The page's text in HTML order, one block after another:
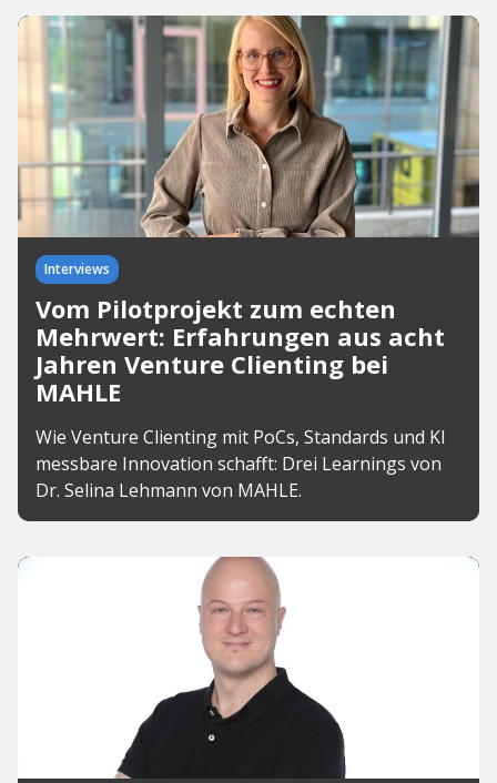
Interviews
Vom Pilotprojekt zum echten
Mehrwert: Erfahrungen aus acht
Jahren Venture Clienting bei
MAHLE
Wie Venture Clienting mit PoCs, Standards und KI
messbare Innovation schafft: Drei Learnings von
Dr. Selina Lehmann von MAHLE.